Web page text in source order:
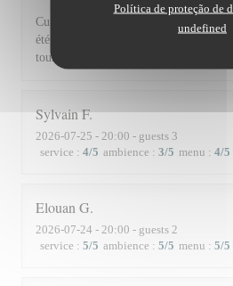
Política de proteção de
undefined
Cuisine, excellente et service au top!
été recommandé par des amis et nous
tour!
SylvainF
2026-07-25 - 20:00 - guests 3
service : 4/5 ambience : 3/5 menu : 4/5
Elouan G
2026-07-24 - 20:00 - guests 2
service : 5/5 ambience : 5/5 menu : 5/5